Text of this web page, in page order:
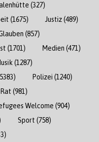
(327)
(1675) Justiz(489)
(857)
(1701) Medien (471)
(1287)
Polizei (1240)
Rat (981)
Welcome (904)
Sport (758)